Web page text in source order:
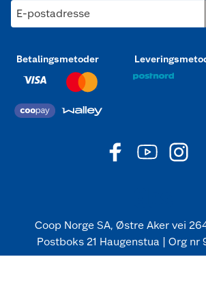
E-postadresse
Betalingsmetoder
Coop Norge SA, Østre Aker vei
Postboks 21 Haugenstua | Org nr